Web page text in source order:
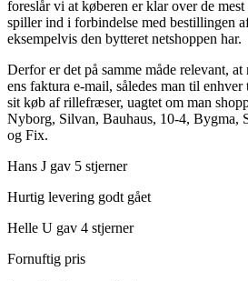
foreslår vi at køberen er klar over de
spiller ind i forbindelse med bestillingen
eksempelvis den bytteret netshoppen har.
Derfor er det på samme måde relevant,
ens faktura e-mail, således man til
sit køb af rillefræser, uagtet om man
Nyborg, Silvan, Bauhaus, 10-4, Bygma,
og Fix.
Hans J gav 5 stjerner
Hurtig levering godt gået
Helle U gav 4 stjerner
Fornuftig pris